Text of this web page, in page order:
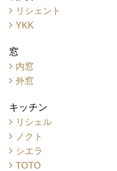
リシェント
YKK
窓
内窓
外窓
キッチン
リシェル
ノクト
シエラ
TOTO